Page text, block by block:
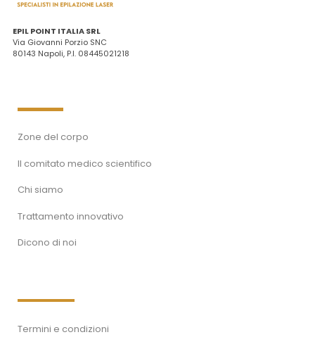
EPIL POINT ITALIA SRL
Via Giovanni Porzio SNC
80143 Napoli, P.I. 08445021218
Zone del corpo
Il comitato medico scientifico
Chi siamo
Trattamento innovativo
Dicono di noi
Termini e condizioni